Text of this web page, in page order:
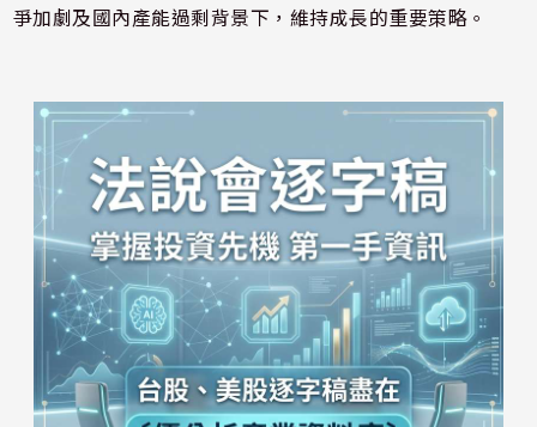
爭加劇及國內產能過剩背景下，維持成長的重要策略。